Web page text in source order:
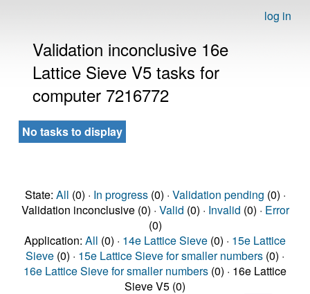
log in
Validation inconclusive 16e
Lattice Sieve V5 tasks for
computer 7216772
No tasks to display
State: All (0) · In progress(0) · Validation pending (0) ·
Validation inconclusive (0) · Valid (0) · Invalid (0) · Error
(0)
Application: All (0) · 14e Lattice Sieve (0) · 15e Lattice
Sieve (0) · 15e Lattice Sieve for smaller numbers (0) ·
16e Lattice Sieve for smaller numbers (0) · 16e Lattice
Sieve V5 (0)